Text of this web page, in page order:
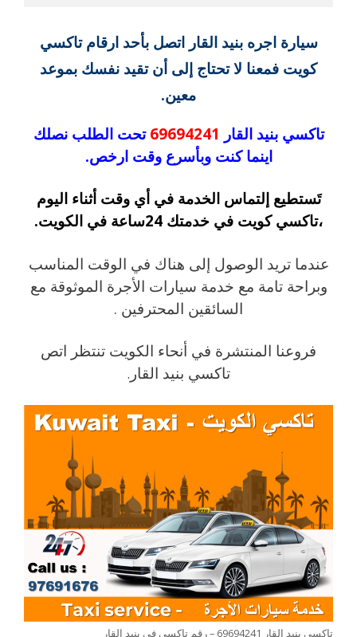
سيارة اجره بنيد القار اتصل بأحد ارقام تاكسي
كويت فمعنا لا تحتاج إلى أن تقيد نفسك بموعد
معين.
تاكسي بنيد القار 69694241 تحت الطلب نصلك
اينما كنت وبأسرع وقت ارخص.
تَستطيع إلتماس الخدمة في أي وقت أثناء اليوم
،تاكسي كويت في خدمتك 24ساعة في الكويت.
عندما تريد الوصول إلى هناك في الوقت المناسب
وبراحة تامة مع خدمة سيارات الأجرة الموثوقة مع
السائقين المحترفين .
فروعنا المنتشرة في أنحاء الكويت تنتظر اتص
تاكسي بنيد القار .
تاكسي بنيد القار 69694241 – رقم تاكسي في بنيد القار